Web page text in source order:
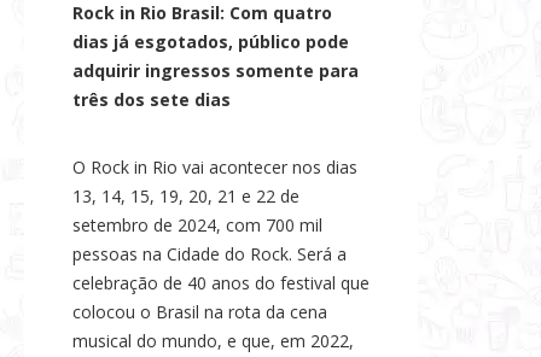
Rock in Rio Brasil: Com quatro
dias já esgotados, público pode
adquirir ingressos somente para
três dos sete dias
O Rock in Rio vai acontecer nos dias
13, 14, 15, 19, 20, 21 e 22 de
setembro de 2024, com 700 mil
pessoas na Cidade do Rock. Será a
celebração de 40 anos do festival que
colocou o Brasil na rota da cena
musical do mundo, e que, em 2022,